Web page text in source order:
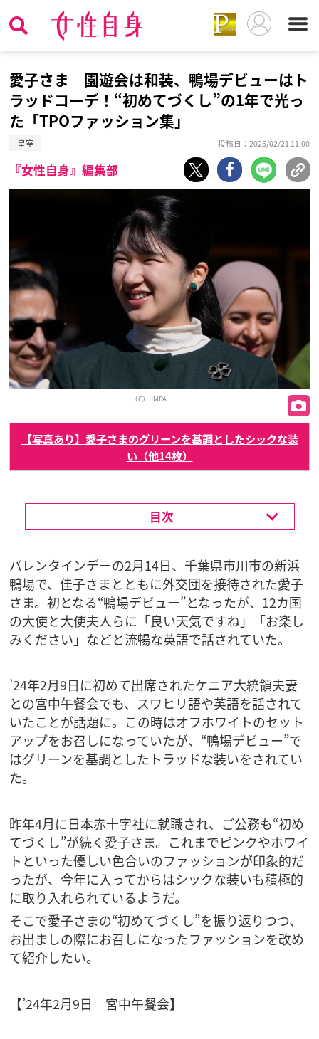
愛子さま 園遊会は和装、鴨場デビューはト
ラッドコーデ！“初めてづくし”の1年で光っ
た「TPOファッション集」
皇室 投稿日：2025/02/21 11:00
『女性自身』編集部
（C）JMPA
【写真あり】愛子さまのグリーンを基調としたシックな装
い（他14枚）
目次
バレンタインデーの2月14日、千葉県市川市の新浜
鴨場で、佳子さまとともに外交団を接待された愛子
さま。初となる“鴨場デビュー”となったが、12カ国
の大使と大使夫人らに「良い天気ですね」「お楽し
みください」などと流暢な英語で話されていた。
’24年2月9日に初めて出席されたケニア大統領夫妻
との宮中午餐会でも、スワヒリ語や英語を話されて
いたことが話題に。この時はオフホワイトのセット
アップをお召しになっていたが、“鴨場デビュー”で
はグリーンを基調としたトラッドな装いをされてい
た。
昨年4月に日本赤十字社に就職され、ご公務も“初め
てづくし”が続く愛子さま。これまでピンクやホワイ
トといった優しい色合いのファッションが印象的だ
ったが、今年に入ってからはシックな装いも積極的
に取り入れられているようだ。
そこで愛子さまの“初めてづくし”を振り返りつつ、
お出ましの際にお召しになったファッションを改め
て紹介したい。
【’24年2月9日 宮中午餐会】